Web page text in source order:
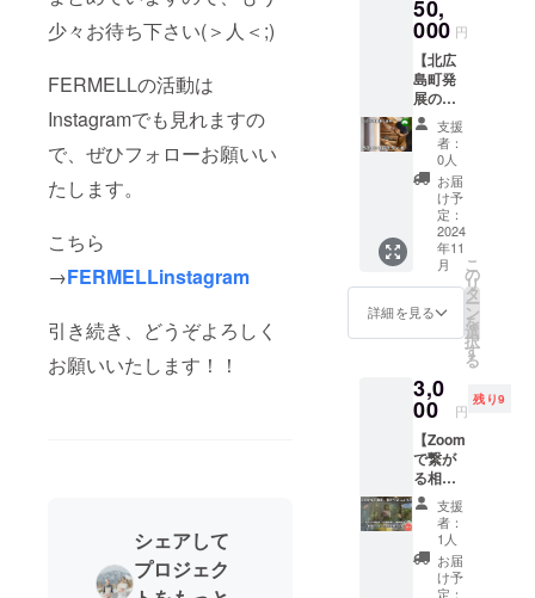
少々お待ち下さい(＞人＜;)
FERMELLの活動は
Instagramでも見れますの
で、ぜひフォローお願いい
たします。
こちら
→FERMELLinstagram
引き続き、どうぞよろしく
お願いいたします！！
シェアして
プロジェク
こちら
のプラ
ン設定
が無い
可能性
がござ
いま
す。 そ
の際は
通常プ
ランよ
30000
円割引
いたし
ます。
30000
円割引
ン券は
オープ
ンより1
年間有
効
(2025/0
4/01~20
26/04/0
程：
月〜木
より使
用可
能。2年
間有
効。 ※
冷凍発
送で全
国送料
込み 原
材料及
び添加
物等の
食品表
示はお
届け商
品のラ
ベルに
表記さ
す。 商
品開封
前には
必ずお
届けの
リター
ンに貼
付され
たラベ
ルや注
意書き
をご確
き菓子4
点 ③宿
泊施設
の紹介
パンフ
レット
完成し
た宿の
魅力
や、楽
しめる
ポイン
トをま
とめた
パンフ
レット
をお送
りしま
宿泊施
設割引
券
（10%
OFF）
未来の
ご宿泊
時にご
利用い
ただけ
る10%
割引券
容量：
5~7点 ※
写真は
イメー
ジで
す。季
節的に
根菜中
心にな
りま
す。 ③
宿泊施
設の紹
介パン
フレッ
成した
宿の魅
楽しめ
るポイ
ントを
まとめ
たパン
フレッ
トをお
送りし
ます。
④宿泊
施設割
引券
す。 ③
宿泊施
設の紹
介パン
フレッ
ト 完
成した
宿の魅
力や、
楽しめ
るポイ
ントを
まとめ
たパン
フレッ
送りし
ます。
ト終了
後、順
次発送
いたし
ます。
泊施設
の紹介
パンフ
レット
完成し
た宿の
魅力
や、楽
しめる
ポイン
トをま
とめた
パンフ
レット
をお送
す。 ③
宿泊施
（10%
OFF）
未来の
ご宿泊
時にご
利用い
ただけ
る10%
割引券
です。
※プレ
たメー
ルをお
届けし
ます。
しっか
りと地
域の為
に頑張
りま
す！ 応
援よろ
しくお
願いし
ます。
様々な
お店が
繋がっ
て、こ
の宿が
中継地
点とし
て動い
ていき
ます。
【内
容】 感
謝の
メール
プロ
ジェク
トへの
たメー
ルをお
届けし
ます。
しっか
りと地
域の為
に頑張
りま
す！ 応
援よろ
50,
000 円
【北広
島町発
展の為
の漢気
支援
松プラ
ン】 宿
の運営
と地方
創生に
関わる
活動の
為に使
わせて
頂きま
す！ 地
様々な
お店が
繋がっ
て、こ
の宿が
中継地
点とし
て動い
ていき
ます。
【内
支援
者：
0人
お届
け予
定：
2024
年11
月
詳細を見る
こ
の
リ
タ
ー
ン
を
選
択
す
る
3,0
00 円
残り9
【Zoom
で繋が
る相談
プラ
ン】 人
口約
17000
人しか
いない
支援
者：
1人
お届
け予
定：